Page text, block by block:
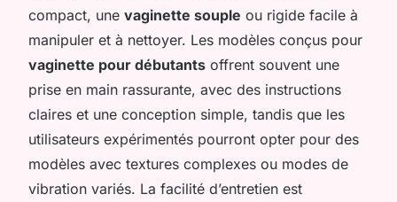
compact, une vaginette souple ou rigide facile à
manipuler et à nettoyer. Les modèles conçus pour
vaginette pour débutants offrent souvent une
prise en main rassurante, avec des instructions
claires et une conception simple, tandis que les
utilisateurs expérimentés pourront opter pour des
modèles avec textures complexes ou modes de
vibration variés. La facilité d’entretien est